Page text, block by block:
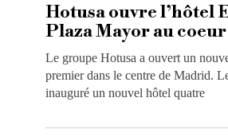
Hotusa ouvre l’hôtel
Plaza Mayor au
Le groupe Hotusa a ouvert un
premier dans le centre de Madrid.
inauguré un nouvel hôtel quatre